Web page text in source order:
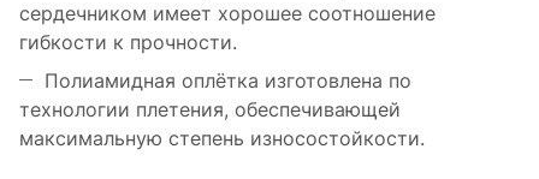
сердечником имеет хорошее соотношение
гибкости к прочности.
Полиамидная оплётка изготовлена по
технологии плетения, обеспечивающей
максимальную степень износостойкости.